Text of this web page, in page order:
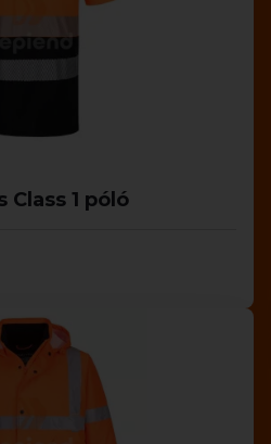
Class 1 póló